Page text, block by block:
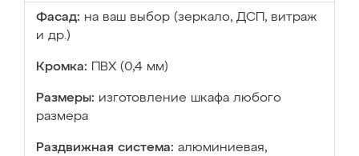
Фасад: на ваш выбор (зеркало, ДСП, витраж
и др.)
Кромка: ПВХ (0,4 мм)
Размеры: изготовление шкафа любого
размера
Раздвижная система: алюминиевая,